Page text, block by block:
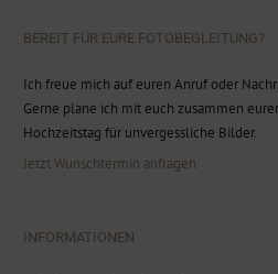
BEREIT FÜR EURE FOTOBEGLEITUNG?
Ich freue mich auf euren Anruf oder
Gerne plane ich mit euch zusammen
Hochzeitstag für unvergessliche Bilder.
Jetzt Wunschtermin anfragen
INFORMATIONEN